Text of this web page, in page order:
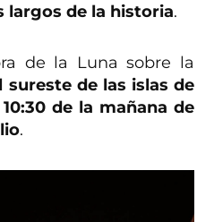
largos de la historia.
de la Luna sobre la
sureste de las islas de
de la mañana de
.